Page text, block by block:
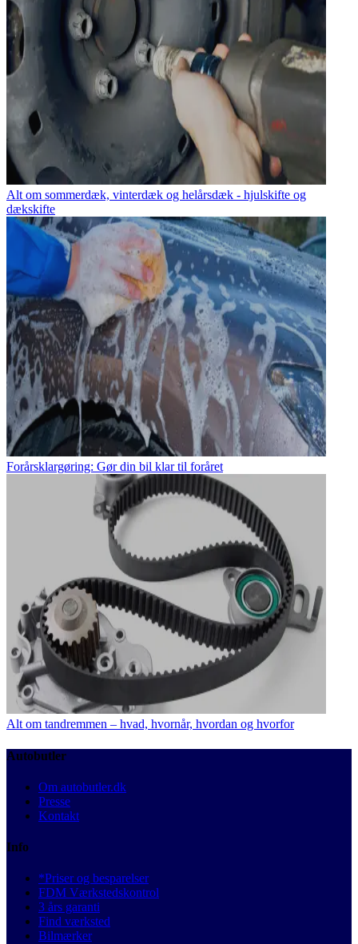
Alt om sommerdæk, vinterdæk og helårsdæk - hjulskifte og
dækskifte
Forårsklargøring: Gør din bil klar til foråret
Alt om tandremmen – hvad, hvornår, hvordan og hvorfor
Autobutler
Om autobutler.dk
Presse
Kontakt
Info
*Priser og besparelser
FDM Værkstedskontrol
3 års garanti
Find værksted
Bilmærker